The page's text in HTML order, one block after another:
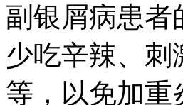
副银屑病患者
少吃辛辣、刺
等，以免加重